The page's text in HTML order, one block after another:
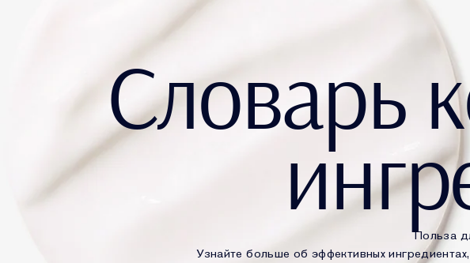
Словарь
Польза
Узнайте больше об эффективных